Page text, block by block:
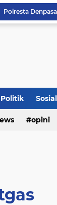
Rumah Bapak
Inilah Tampilan
Politik Sosial
opini